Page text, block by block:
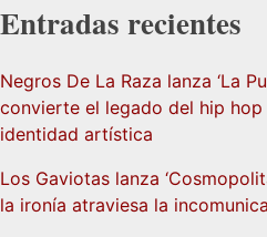
Entradas recientes
Negros De La Raza lanza ‘La
convierte el legado del hip hop
identidad artística
Los Gaviotas lanza
la ironía atraviesa la